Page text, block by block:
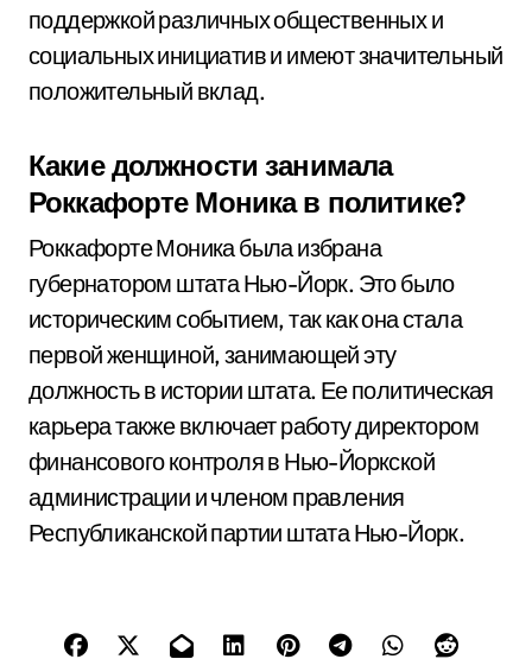
поддержкой различных общественных и
социальных инициатив и имеют значительный
положительный вклад.
Какие должности занимала
Роккафорте Моника в политике?
Роккафорте Моника была избрана
губернатором штата Нью-Йорк. Это было
историческим событием, так как она стала
первой женщиной, занимающей эту
должность в истории штата. Ее политическая
карьера также включает работу директором
финансового контроля в Нью-Йоркской
администрации и членом правления
Республиканской партии штата Нью-Йорк.